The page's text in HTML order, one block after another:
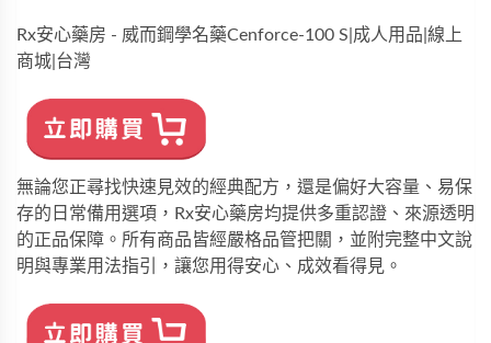
Rx安心藥房 - 威而鋼學名藥Cenforce-100 S|成人用品|線上
商城|台灣
無論您正尋找快速見效的經典配方，還是偏好大容量、易保
存的日常備用選項， Rx安心藥房均提供多重認證、來源透明
的正品保障。所有商品皆經嚴格品管把關，並附完整中文說
明與專業用法指引，讓您用得安心、成效看得見。